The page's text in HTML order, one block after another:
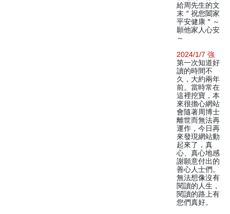
給周先生的文
末＂祝您闔家
平安健康＂～
願他家人心安
～
2024/1/7 強
第一次知道好
讀的時間不
久，大約兩年
前。當時常在
這裡挖寶，本
來很擔心網站
會隨著周博士
離世而無法再
運作，今日再
來發現網站動
起來了，真
心、真心地感
謝願意付出的
善心人士們。
無法想像沒有
閱讀的人生，
閱讀的路上有
您們真好。